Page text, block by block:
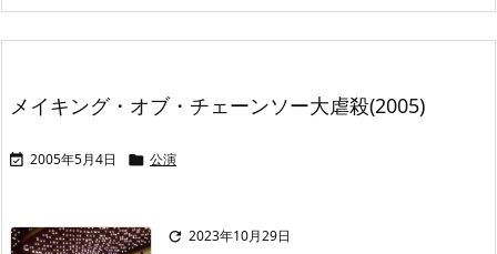
メイキング・オブ・チェーンソー大虐殺(2005)
 2005年5月4日  公演
 2023年10月29日